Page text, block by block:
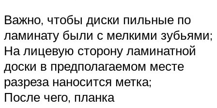
Важно, чтобы диски пильные по
ламинату были с мелкими зубьями;
На лицевую сторону ламинатной
доски в предполагаемом месте
разреза наносится метка;
После чего, планка